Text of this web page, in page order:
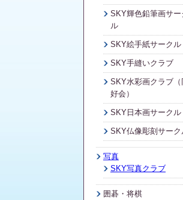
SKY輝色鉛筆画サー
ル
SKY絵手紙サークル
SKY手縫いクラブ
SKY水彩画クラブ（
好会）
SKY日本画サークル
SKY仏像彫刻サーク
写真
SKY写真クラブ
囲碁・将棋